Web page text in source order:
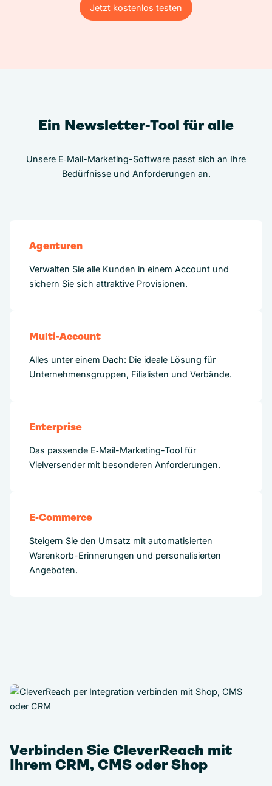
Jetzt kostenlos testen
Jetzt kostenlos testen
Ein Newsletter-Tool für alle
Unsere E‑Mail-Marketing-Software passt sich an Ihre
Bedürfnisse und Anforderungen an.
Agenturen
Verwalten Sie alle Kunden in einem Account und
sichern Sie sich attraktive Provisionen.
Multi-Account
Alles unter einem Dach: Die ideale Lösung für
Unternehmensgruppen, Filialisten und Verbände.
Enterprise
Das passende E‑Mail-Marketing-Tool für
Vielversender mit besonderen Anforderungen.
E-Commerce
Steigern Sie den Umsatz mit automatisierten
Warenkorb-Erinnerungen und personalisierten
Angeboten.
Verbinden Sie CleverReach mit
Ihrem CRM, CMS oder Shop